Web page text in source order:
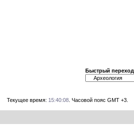
Быстрый переход
Текущее время: 15:40:08. Часовой пояс GMT +3.